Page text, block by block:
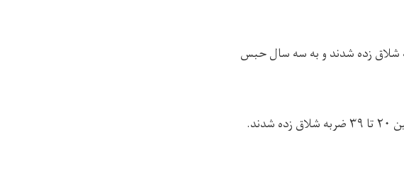
رابطه‌ی جنسی بین دو مرد در ولایت کنر، در ملاءعام ۳۹ ضربه شلاق زده شدند و به سه سال حبس